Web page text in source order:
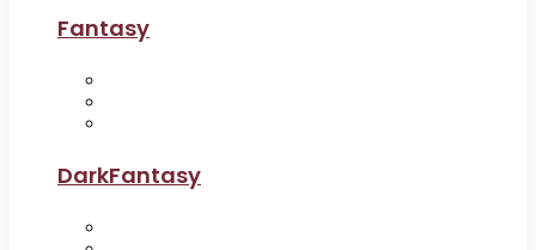
Fantasy
DarkFantasy